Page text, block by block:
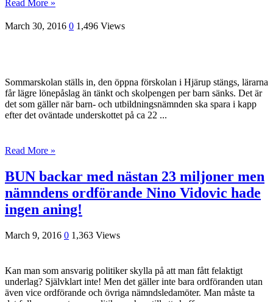
Read More »
March 30, 2016 0 1,496 Views
Sommarskolan ställs in, den öppna förskolan i Hjärup stängs, lärarna
får lägre lönepåslag än tänkt och skolpengen per barn sänks. Det är
det som gäller när barn- och utbildningsnämnden ska spara i kapp
efter det oväntade underskottet på ca 22 ...
Read More »
BUN backar med nästan 23 miljoner men
nämndens ordförande Nino Vidovic hade
ingen aning!
March 9, 2016 0 1,363 Views
Kan man som ansvarig politiker skylla på att man fått felaktigt
underlag? Självklart inte! Men det gäller inte bara ordföranden utan
även vice ordförande och övriga nämndsledamöter. Man måste ta